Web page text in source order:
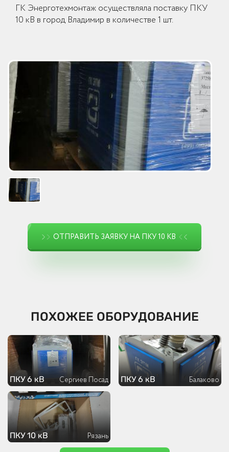
ГК Энерготехмонтаж осуществляла поставку ПКУ
10 кВ в город Владимир в количестве 1 шт.
ОТПРАВИТЬ ЗАЯВКУ НА ПКУ 10 КВ
ПОХОЖЕЕ ОБОРУДОВАНИЕ
ПКУ 6 кВ Сергиев Посад ПКУ 6 кВ Балаково
ПКУ 10 кВ Рязань